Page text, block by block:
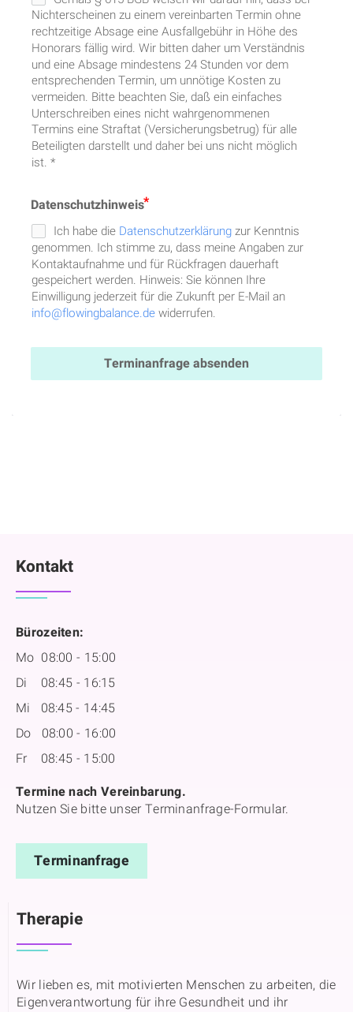
Nichterscheinen zu einem vereinbarten Termin ohne
rechtzeitige Absage eine Ausfallgebühr in Höhe des
Honorars fällig wird. Wir bitten daher um Verständnis
und eine Absage mindestens 24 Stunden vor dem
entsprechenden Termin, um unnötige Kosten zu
vermeiden. Bitte beachten Sie, daß ein einfaches
Unterschreiben eines nicht wahrgenommenen
Termins eine Straftat (Versicherungsbetrug) für alle
Beteiligten darstellt und daher bei uns nicht möglich
ist. *
Datenschutzhinweis
Ich habe die Datenschutzerklärungzur Kenntnis
genommen. Ich stimme zu, dass meine Angaben zur
Kontaktaufnahme und für Rückfragen dauerhaft
gespeichert werden. Hinweis: Sie können Ihre
Einwilligung jederzeit für die Zukunft per E-Mail an
info@flowingbalance.dewiderrufen.
Terminanfrage absenden
Kontakt
Bürozeiten:
Mo 08:00 - 15:00
Di 08:45 - 16:15
Mi 08:45 - 14:45
Do 08:00 - 16:00
Fr 08:45 - 15:00
Termine nach Vereinbarung.
Nutzen Sie bitte unser Terminanfrage-Formular.
Terminanfrage
Therapie
Wir lieben es, mit motivierten Menschen zu arbeiten, die
Eigenverantwortung für ihre Gesundheit und ihr